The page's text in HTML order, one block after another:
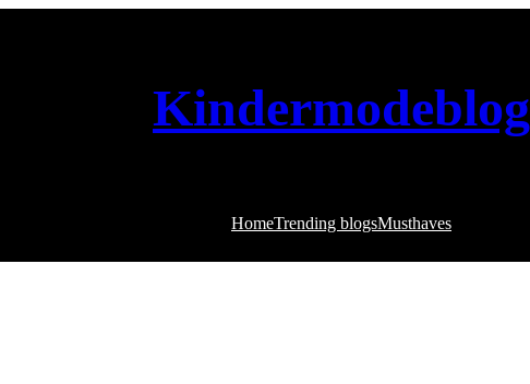
Kindermodeblog
HomeTrending blogsMusthaves